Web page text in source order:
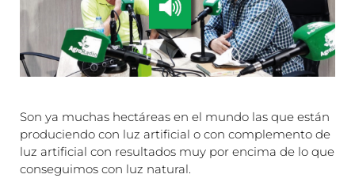
Son ya muchas hectáreas en el mundo las que están
produciendo con luz artificial o con complemento de
luz artificial con resultados muy por encima de lo que
conseguimos con luz natural.